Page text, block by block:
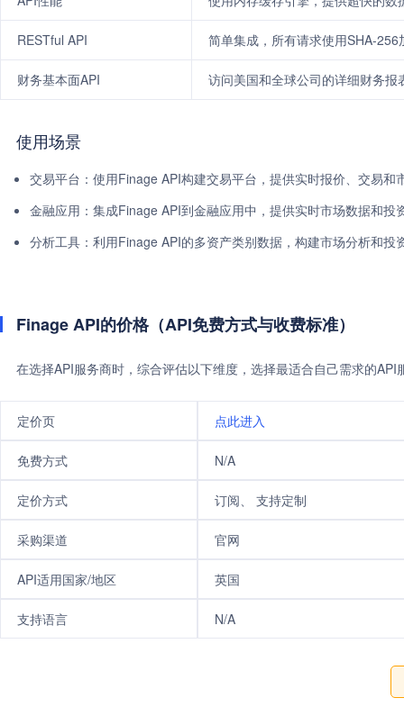
RESTful API 简单集成，所有请求使用SHA-
财务基本面API 访问美国和全球公司的详细财务
使用场景
交易平台：使用Finage API构建交易平台，提供实时报价、交易和
金融应用：集成Finage API到金融应用中，提供实时市场数据和投
分析工具：利用Finage API的多资产类别数据，构建市场分析和投
Finage API的价格（API免费方式与收费标准）
在选择API服务商时，综合评估以下维度，选择最适合自己需求的
定价页 点此进入
免费方式 N/A
定价方式 订阅、 支持定制
采购渠道 官网
API适用国家/地区 英国
支持语言 N/A